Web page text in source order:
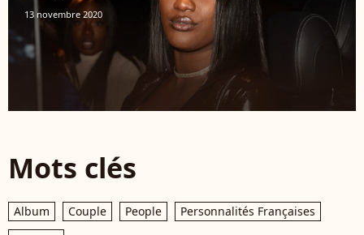
13 novembre 2020
Mots clés
Album Couple People
Personnalités Françaises